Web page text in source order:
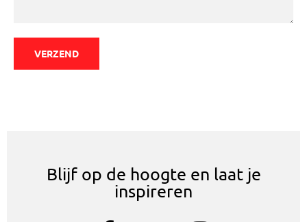
VERZEND
Blijf op de hoogte en laat je
inspireren